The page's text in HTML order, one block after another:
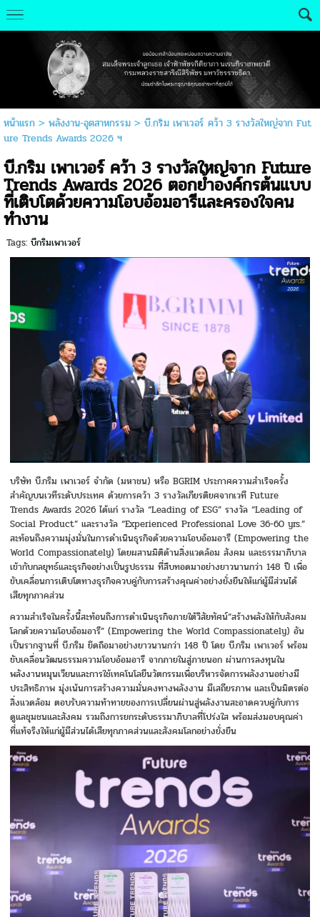
หน้าแรก> พลังงาน-อุตสาหกรรม> บี.กริม เพาเวอร์ คว้า 3 รางวัลใหญ่จาก Fut
ure Trends Awards 2026 ฯ
บี.กริม เพาเวอร์ คว้า 3 รางวัลใหญ่จาก Future
Trends Awards 2026 ตอกย้ำองค์กรต้นแบบ
ที่เติบโตด้วยความโอบอ้อมอารีและครองใจคน
ทำงาน
Tags: บีกริมเพาเวอร์
บริษัท บี.กริม เพาเวอร์ จำกัด (มหาชน) หรือ BGRIM ประกาศความสำเร็จครั้ง
สำคัญบนเวทีระดับประเทศ ด้วยการคว้า 3 รางวัลเกียรติยศจากเวที Future
Trends Awards 2026 ได้แก่ รางวัล “Leading of ESG” รางวัล “Leading of
Social Product” และรางวัล “Experienced Professional Love 36-60 yrs.”
สะท้อนถึงความมุ่งมั่นในการดำเนินธุรกิจด้วยความโอบอ้อมอารี (Empowering the
World Compassionately) โดยผสานมิติด้านสิ่งแวดล้อม สังคม และธรรมาภิบาล
เข้ากับกลยุทธ์และธุรกิจอย่างเป็นรูปธรรม ที่สืบทอดมาอย่างยาวนานกว่า 148 ปี เพื่อ
ขับเคลื่อนการเติบโตทางธุรกิจควบคู่กับการสร้างคุณค่าอย่างยั่งยืนให้แก่ผู้มีส่วนได้
เสียทุกภาคส่วน
ความสำเร็จในครั้งนี้สะท้อนถึงการดำเนินธุรกิจภายใต้วิสัยทัศน์“สร้างพลังให้กับสังคม
โลกด้วยความโอบอ้อมอารี” (Empowering the World Compassionately) อัน
เป็นรากฐานที่ บี.กริม ยึดถือมาอย่างยาวนานกว่า 148 ปี โดย บี.กริม เพาเวอร์ พร้อม
ขับเคลื่อนวัฒนธรรมความโอบอ้อมอารี จากภายในสู่ภายนอก ผ่านการลงทุนใน
พลังงานหมุนเวียนและการใช้เทคโนโลยีนวัตกรรมเพื่อบริหารจัดการพลังงานอย่างมี
ประสิทธิภาพ มุ่งเน้นการสร้างความมั่นคงทางพลังงาน มีเสถียรภาพ และเป็นมิตรต่อ
สิ่งแวดล้อม ตอบรับความท้าทายของการเปลี่ยนผ่านสู่พลังงานสะอาดควบคู่กับการ
ดูแลชุมชนและสังคม รวมถึงการยกระดับธรรมาภิบาลที่โปร่งใส พร้อมส่งมอบคุณค่า
ที่แท้จริงให้แก่ผู้มีส่วนได้เสียทุกภาคส่วนและสังคมโลกอย่างยั่งยืน